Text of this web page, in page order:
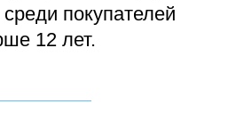
покупателей
12 лет.